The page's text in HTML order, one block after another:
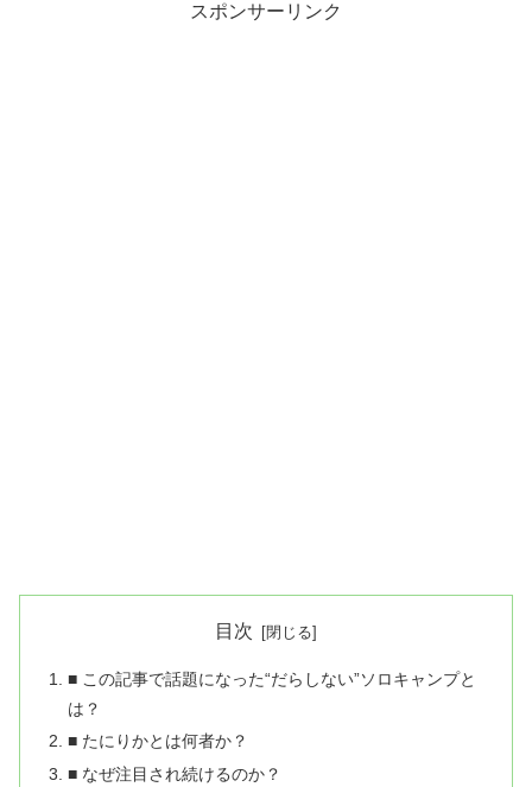
スポンサーリンク
目次
■ この記事で話題になった“だらしない”ソロキャンプと
は？
■ たにりかとは何者か？
■ なぜ注目され続けるのか？